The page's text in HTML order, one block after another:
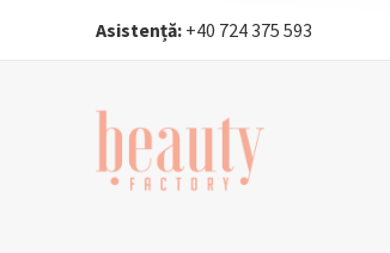
Asistență: +40 724 375 593‬